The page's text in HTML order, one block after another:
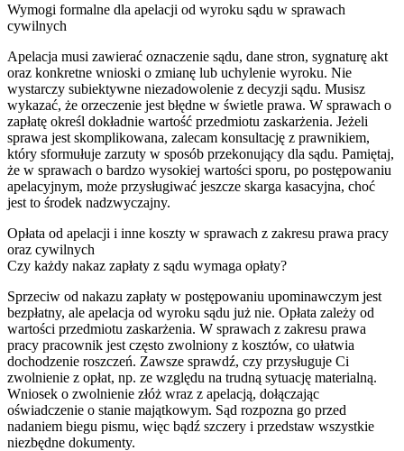
Wymogi formalne dla apelacji od wyroku sądu w sprawach
cywilnych
Apelacja musi zawierać oznaczenie sądu, dane stron, sygnaturę akt
oraz konkretne wnioski o zmianę lub uchylenie wyroku. Nie
wystarczy subiektywne niezadowolenie z decyzji sądu. Musisz
wykazać, że orzeczenie jest błędne w świetle prawa. W sprawach o
zapłatę określ dokładnie wartość przedmiotu zaskarżenia. Jeżeli
sprawa jest skomplikowana, zalecam konsultację z prawnikiem,
który sformułuje zarzuty w sposób przekonujący dla sądu. Pamiętaj,
że w sprawach o bardzo wysokiej wartości sporu, po postępowaniu
apelacyjnym, może przysługiwać jeszcze skarga kasacyjna, choć
jest to środek nadzwyczajny.
Opłata od apelacji i inne koszty w sprawach z zakresu prawa pracy
oraz cywilnych
Czy każdy nakaz zapłaty z sądu wymaga opłaty?
Sprzeciw od nakazu zapłaty w postępowaniu upominawczym jest
bezpłatny, ale apelacja od wyroku sądu już nie. Opłata zależy od
wartości przedmiotu zaskarżenia. W sprawach z zakresu prawa
pracy pracownik jest często zwolniony z kosztów, co ułatwia
dochodzenie roszczeń. Zawsze sprawdź, czy przysługuje Ci
zwolnienie z opłat, np. ze względu na trudną sytuację materialną.
Wniosek o zwolnienie złóż wraz z apelacją, dołączając
oświadczenie o stanie majątkowym. Sąd rozpozna go przed
nadaniem biegu pismu, więc bądź szczery i przedstaw wszystkie
niezbędne dokumenty.